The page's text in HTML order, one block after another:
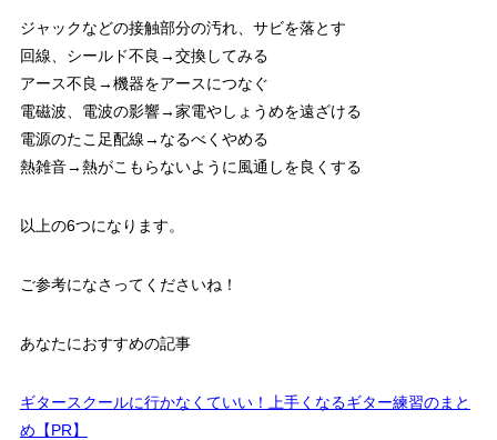
ジャックなどの接触部分の汚れ、サビを落とす
回線、シールド不良→交換してみる
アース不良→機器をアースにつなぐ
電磁波、電波の影響→家電やしょうめを遠ざける
電源のたこ足配線→なるべくやめる
熱雑音→熱がこもらないように風通しを良くする
以上の6つになります。
ご参考になさってくださいね！
あなたにおすすめの記事
ギタースクールに行かなくていい！上手くなるギター練習のまと
め【PR】